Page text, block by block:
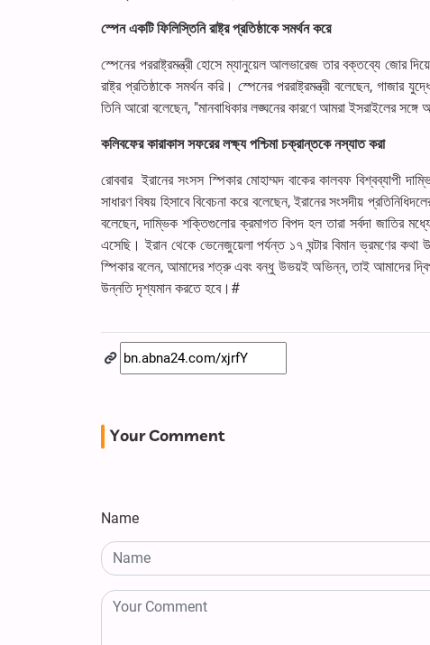
স্পেন একটি ফিলিস্তিনি রাষ্ট্র প্রতিষ্ঠাকে সমর্থন করে
স্পেনের পররাষ্ট্রমন্ত্রী হোসে ম্যানুয়েল আলভারেজ তার বক্তব্যে জোর
রাষ্ট্র প্রতিষ্ঠাকে সমর্থন করি। স্পেনের পররাষ্ট্রমন্ত্রী বলেছেন,
তিনি আরো বলেছেন, "মানবাধিকার লঙ্ঘনের কারণে আমরা ইসরাইলের সঙ্গে
কলিবফের কারাকাস সফরের লক্ষ্য পশ্চিমা চক্রান্তকে নস্যাত করা
রোববার ইরানের সংসস স্পিকার মোহাম্মদ বাকের কালবফ বিশ্বব্যাপী
সাধারণ বিষয় হিসাবে বিবেচনা করে বলেছেন, ইরানের সংসদীয়
বলেছেন, দাম্ভিক শক্তিগুলোর ক্রমাগত বিপদ হল তারা সর্বদা জাতির
এসেছি। ইরান থেকে ভেনেজুয়েলা পর্যন্ত ১৭ ঘন্টার বিমান ভ্রমণের
স্পিকার বলেন, আমাদের শত্রু এবং বন্ধু উভয়ই অভিন্ন, তাই আমাদের
উন্নতি দৃশ্যমান করতে হবে।#
Your Comment
Name